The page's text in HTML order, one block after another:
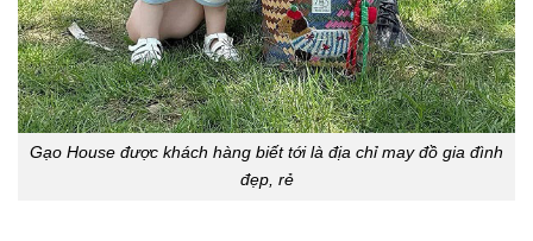
Gạo House được khách hàng biết tới là địa chỉ may đồ gia đình
đẹp, rẻ